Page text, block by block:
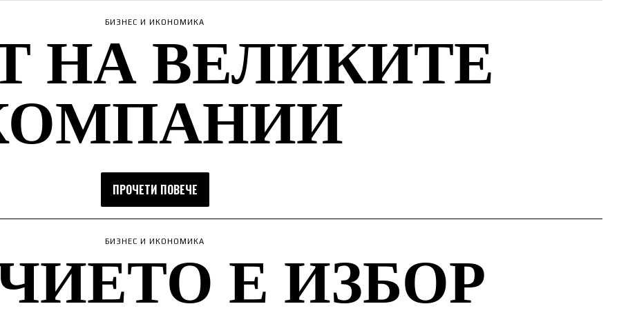
БИЗНЕС И ИКОНОМИКА
НА ВЕЛИКИТЕ
ПРОЧЕТИ ПОВЕЧЕ
БИЗНЕС И ИКОНОМИКА Е ИЗБОР